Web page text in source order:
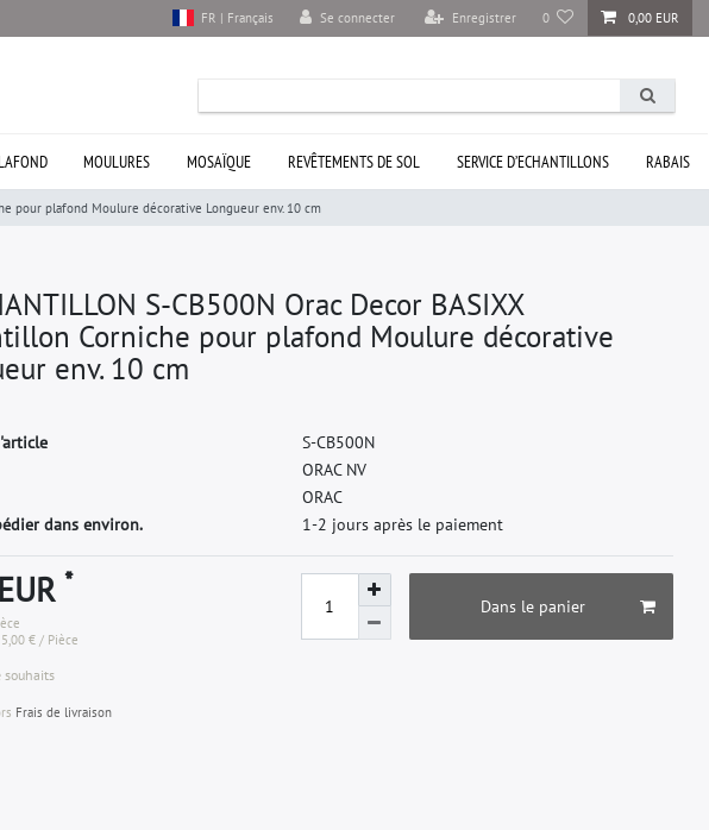
Se connecter Enregistrer 0 0,00 EUR
FR | Français
MOULURES MOSAÏQUE REVÊTEMENTS DE SOL SERVICE D’ECHANTILLONS RABAIS
pour plafond Moulure décorative Longueur env. 10 cm
S-CB500N Orac Decor BASIXX
Corniche pour plafond Moulure décorative
env. 10 cm
'article S-CB500N
ORAC NV
ORAC
dans environ.
1-2 jours après le paiement
*
5,00 € / Pièce
Dans le panier
souhaits
Frais de livraison